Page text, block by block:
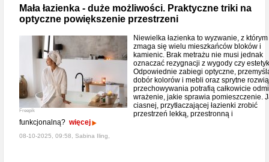
Mała łazienka - duże możliwości. Praktyczne triki na
optyczne powiększenie przestrzeni
Freepik
Niewielka łazienka to wyzwanie, z którym
zmaga się wielu mieszkańców bloków i
kamienic. Brak metrażu nie musi jednak
oznaczać rezygnacji z wygody czy
Odpowiednie zabiegi optyczne,
dobór kolorów i mebli oraz sprytne
przechowywania potrafią całkowicie
wrażenie, jakie sprawia pomieszczenie.
ciasnej, przytłaczającej łazienki zrobić
przestrzeń lekką, przestronną i
funkcjonalną? więcej
08-10-2025, 09:58, Sabina Iling,